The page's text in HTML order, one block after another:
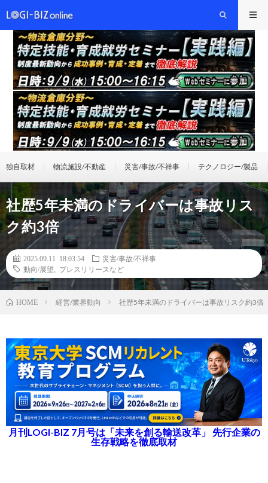
独自取材 物流施設/不動産 災害/事故/不祥事 テクノロジー/製品
社歴5年未満のドライバーは事故リス
ク約3倍
2025.09.11 18:03:54
災害/事故/不祥事
動向/展望
プレスリリースなど
HOME 経営/業界動向 社歴5年未満のドライバーは事故リスク約3倍
月刊LOGI-BIZ 7月号は「未来を創る輸送改革」 先行企業の
生存戦略を徹底取材